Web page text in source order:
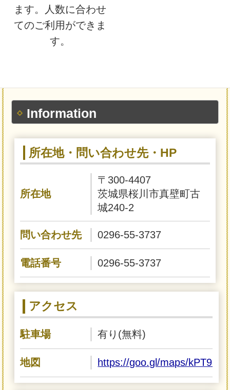
ます。人数に合わせ
てのご利用ができま
す。
Information
所在地・問い合わせ先・HP
所在地
〒300-4407
茨城県桜川市真壁町古
城240-2
問い合わせ先 0296-55-3737
電話番号 0296-55-3737
アクセス
駐車場 有り(無料)
地図 https://goo.gl/maps/